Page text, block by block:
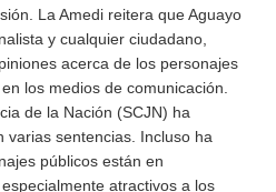
La Amedi reitera que Aguayo
y cualquier ciudadano,
acerca de los personajes
los medios de comunicación.
de la Nación (SCJN) ha
varias sentencias. Incluso ha
públicos están en
atractivos a los